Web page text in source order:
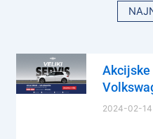
Akcijske
2024-02-14